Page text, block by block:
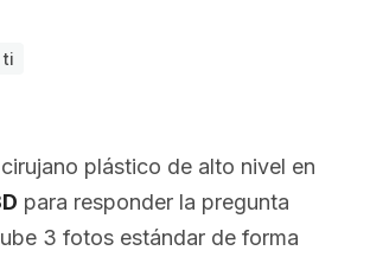
ti
plástico de alto nivel en
para responder la pregunta
3 fotos estándar de forma